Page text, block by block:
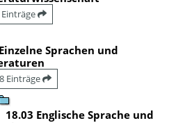
Sprachen und
Einträge
18.03 Englische Sprache und